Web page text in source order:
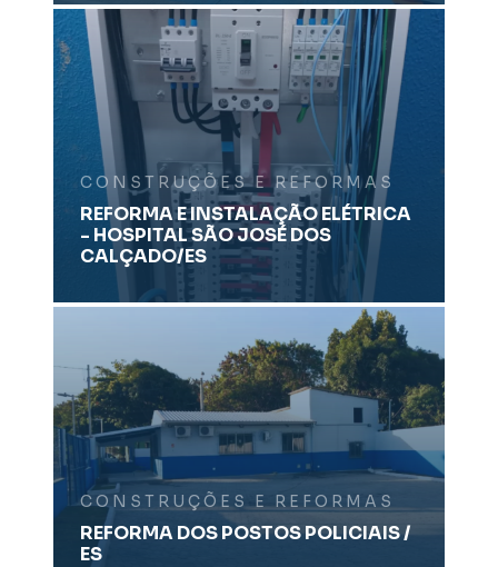
CONSTRUÇÕES E REFORMAS
REFORMA E INSTALAÇÃO ELÉTRICA
- HOSPITAL SÃO JOSÉ DOS
CALÇADO/ES
CONSTRUÇÕES E REFORMAS
REFORMA DOS POSTOS POLICIAIS /
ES